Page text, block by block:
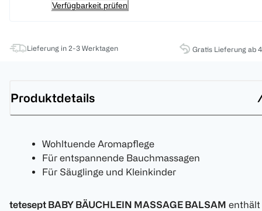
Verfügbarkeit prüfen
Lieferung in 2-3 Werktagen Gratis Lieferung ab
Produktdetails
Wohltuende Aromapflege
Für entspannende Bauchmassagen
Für Säuglinge und Kleinkinder
tetesept BABY BÄUCHLEIN MASSAGE BALSAM enthält